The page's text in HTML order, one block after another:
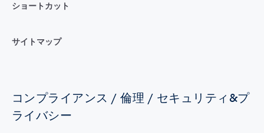
ショートカット
サイトマップ
コンプライアンス / 倫理 / セキュリティ&プ
ライバシー